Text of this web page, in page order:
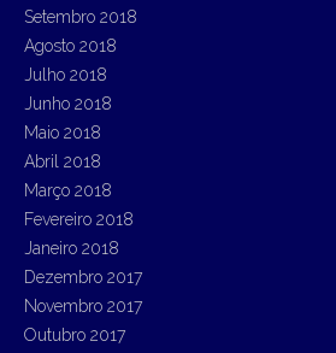
Setembro 2018
Agosto 2018
Julho 2018
Junho 2018
Maio 2018
Abril 2018
Março 2018
Fevereiro 2018
Janeiro 2018
Dezembro 2017
Novembro 2017
Outubro 2017